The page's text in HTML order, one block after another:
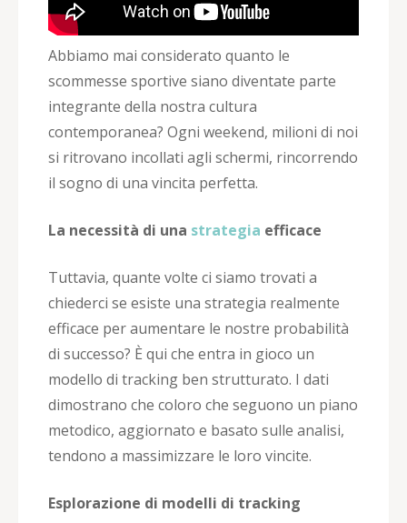
Abbiamo mai considerato quanto le
scommesse sportive siano diventate parte
integrante della nostra cultura
contemporanea? Ogni weekend, milioni di noi
si ritrovano incollati agli schermi, rincorrendo
il sogno di una vincita perfetta.
La necessità di una strategia efficace
Tuttavia, quante volte ci siamo trovati a
chiederci se esiste una strategia realmente
efficace per aumentare le nostre probabilità
di successo? È qui che entra in gioco un
modello di tracking ben strutturato. I dati
dimostrano che coloro che seguono un piano
metodico, aggiornato e basato sulle analisi,
tendono a massimizzare le loro vincite.
Esplorazione di modelli di tracking